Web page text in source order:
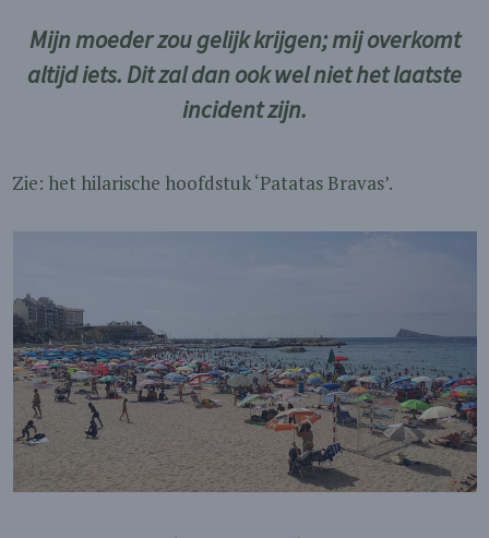
Mijn moeder zou gelijk krijgen; mij overkomt
altijd iets. Dit zal dan ook wel niet het laatste
incident zijn.
Zie: het hilarische hoofdstuk ‘Patatas Bravas’.